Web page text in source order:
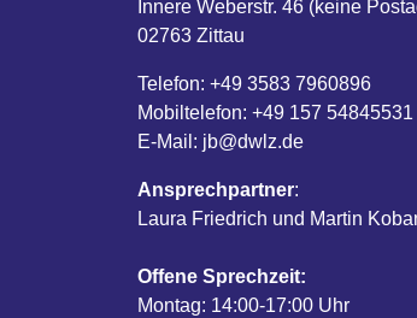
Ansprechpartner:
Laura Friedrich und Martin
Offene Sprechzeit:
Montag: 14:00-17:00 Uhr
Innere Weberstr. 46 (keine
02763 Zittau
Telefon: +49 3583 7960896
Mobiltelefon: +49 157 54845531
E-Mail: jb@dwlz.de